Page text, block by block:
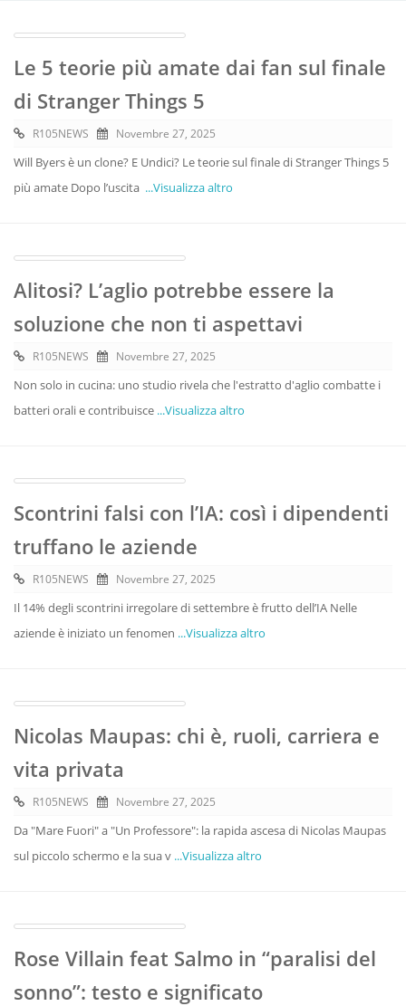
Le 5 teorie più amate dai fan sul finale
di Stranger Things 5
R105NEWS Novembre 27, 2025
Will Byers è un clone? E Undici? Le teorie sul finale di Stranger Things 5
più amate Dopo l’uscita ...Visualizza altro
Alitosi? L’aglio potrebbe essere la
soluzione che non ti aspettavi
R105NEWS Novembre 27, 2025
Non solo in cucina: uno studio rivela che l'estratto d'aglio combatte i
batteri orali e contribuisce ...Visualizza altro
Scontrini falsi con l’IA: così i dipendenti
truffano le aziende
R105NEWS Novembre 27, 2025
Il 14% degli scontrini irregolare di settembre è frutto dell’IA Nelle
aziende è iniziato un fenomen ...Visualizza altro
Nicolas Maupas: chi è, ruoli, carriera e
vita privata
R105NEWS Novembre 27, 2025
Da "Mare Fuori" a "Un Professore": la rapida ascesa di Nicolas Maupas
sul piccolo schermo e la sua v ...Visualizza altro
Rose Villain feat Salmo in “paralisi del
sonno”: testo e significato